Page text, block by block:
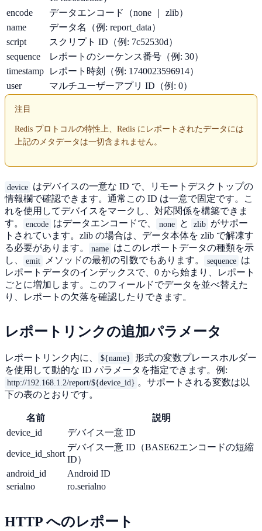
encode
データエンコード（none ｜ zlib）
name
データ名（例: report_data）
script
スクリプト ID（例: 7c52530d）
sequence
レポートのシーケンス番号（例: 30）
timestamp
レポート時刻（例: 1740023596914）
user
マルチユーザーアプリ ID（例: 0）
注目
Redis プロトコルの特性上、Redis にレポートされたデータには
上記のメタデータは一切含まれません。
device はデバイスの一意な ID で、リモートデスクトップの
情報欄で確認できます。通常この ID は一意で固定です。こ
れを使用してデバイスをマークし、対応関係を構築できま
す。
encode はデータエンコードで、 none と zlib
がサポー
トされています。zlib の場合は、データ本体を zlib で解凍す
る必要があります。
name はこのレポートデータの種類を示
し、
emit メソッドの最初の引数でもあります。 sequence
は
レポートデータのインデックスで、0 から始まり、レポート
ごとに増加します。このフィールドでデータを並べ替えた
り、レポートの欠落を確認したりできます。
レポートリンクの追加パラメータ
レポートリンク内に、 ${name} 形式の変数プレースホルダー
を使用して動的な ID パラメータを指定できます。例:
http://192.168.1.2/report/${device_id} 。サポートされる変数は以
下の表のとおりです。
名前
説明
device_id
デバイス一意 ID
device_id_short
デバイス一意 ID（BASE62エンコードの短縮
ID）
android_id
Android ID
serialno
ro.serialno
HTTP へのレポート